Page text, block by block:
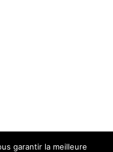
garantir la meilleure